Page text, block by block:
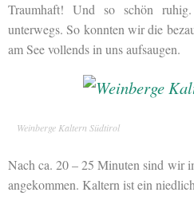
Traumhaft! Und so schön
unterwegs. So konnten wir die
am See vollends in uns aufsaugen.
Weinberge Kaltern Südtirol
Nach ca. 20 – 25 Minuten sind wir
angekommen. Kaltern ist ein